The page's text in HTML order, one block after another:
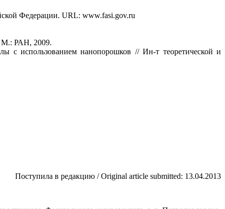
Федерации. URL: www.fasi.gov.ru
М.: РАН, 2009.
использованием нанопорошков // Ин-т теоретической и
Поступила в редакцию / Original article submitted: 13.04.2013